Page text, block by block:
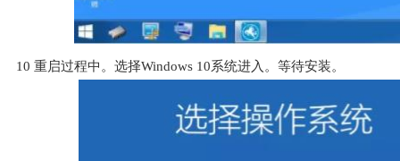
10 重启过程中。选择Windows 10系统进入。等待安装。